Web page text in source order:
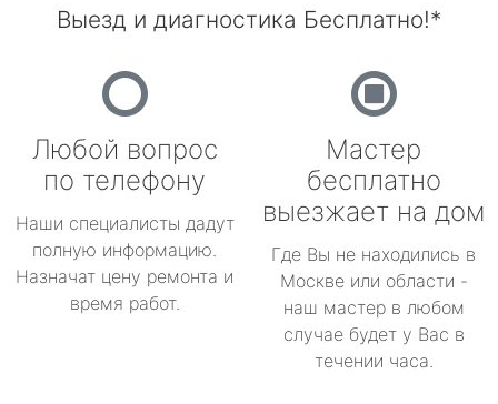
Выезд и диагностика Бесплатно!*
Любой вопрос
по телефону
Наши специалисты дадут
полную информацию.
Назначат цену ремонта и
время работ.
Мастер
бесплатно
выезжает на дом
Где Вы не находились в
Москве или области -
наш мастер в любом
случае будет у Вас в
течении часа.